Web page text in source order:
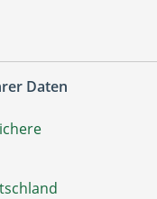
Daten